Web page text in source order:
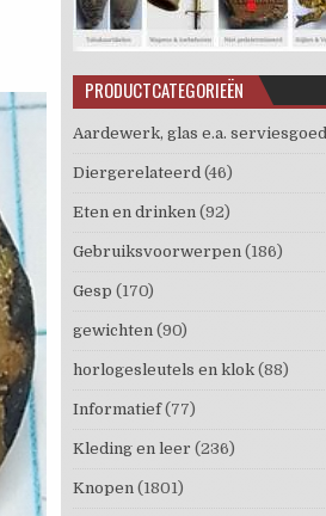
PRODUCTCATEGORIEËN
Aardewerk, glas e.a. serviesgoed
Diergerelateerd (46)
Eten en drinken (92)
Gebruiksvoorwerpen (186)
Gesp (170)
gewichten (90)
horlogesleutels en klok (88)
Informatief (77)
Kleding en leer (236)
Knopen (1801)